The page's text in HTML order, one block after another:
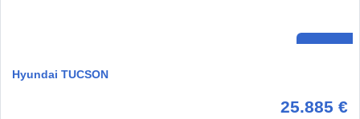
Hyundai TUCSON
25.885 €